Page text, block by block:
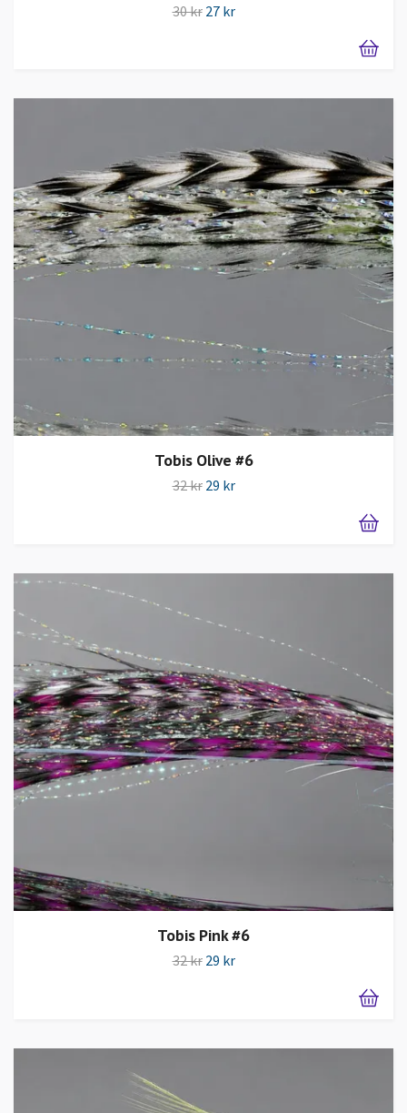
30 kr 27 kr
Tobis Olive #6
32 kr 29 kr
Tobis Pink #6
32 kr 29 kr